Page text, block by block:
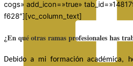
cogs» add_icon=»true»
f628″][vc_column_text]
¿En qué otras ramas profesionales has
Debido a mi formación académica,